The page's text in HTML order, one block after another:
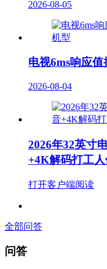
2026-08-05
电视6ms响应
2026-08-04
2026年32英寸
+4K解码打工
打开客户端阅读
全部问答
问答